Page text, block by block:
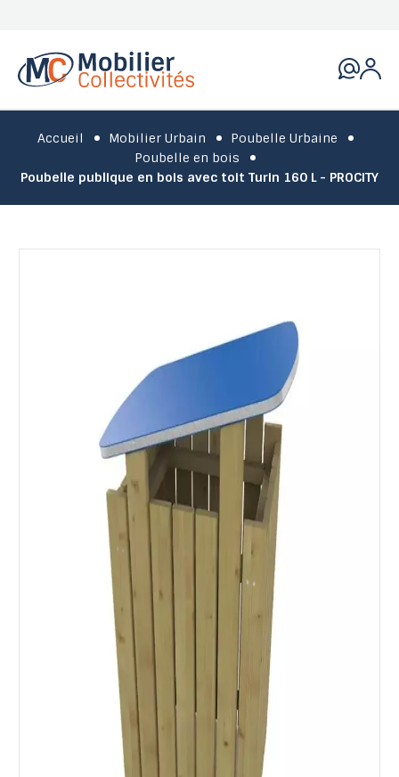
Accueil Mobilier Urbain
Poubelle Urbaine
Poubelle en bois
Poubelle publique en bois avec toit Turin 160 L - PROCITY